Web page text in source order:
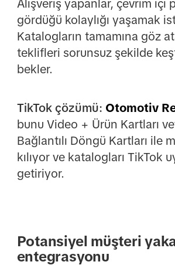
Alışveriş yapanlar, çevrim içi
gördüğü kolaylığı yaşamak
Katalogların tamamına göz
teklifleri sorunsuz şekilde
bekler.
TikTok çözümü: Otomotiv
bunu Video + Ürün Kartları
Bağlantılı Döngü Kartları ile
kılıyor ve katalogları TikTok
getiriyor.
Potansiyel müşteri
entegrasyonu